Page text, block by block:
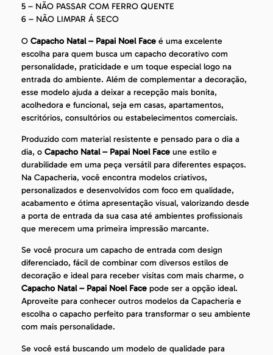
5 – NÃO PASSAR COM FERRO QUENTE
6 – NÃO LIMPAR Á SECO
O Capacho Natal – Papai Noel Face é uma excelente
escolha para quem busca um capacho decorativo com
personalidade, praticidade e um toque especial logo na
entrada do ambiente. Além de complementar a decoração,
esse modelo ajuda a deixar a recepção mais bonita,
acolhedora e funcional, seja em casas, apartamentos,
escritórios, consultórios ou estabelecimentos comerciais.
Produzido com material resistente e pensado para o dia a
dia, o Capacho Natal – Papai Noel Face une estilo e
durabilidade em uma peça versátil para diferentes espaços.
Na Capacheria, você encontra modelos criativos,
personalizados e desenvolvidos com foco em qualidade,
acabamento e ótima apresentação visual, valorizando desde
a porta de entrada da sua casa até ambientes profissionais
que merecem uma primeira impressão marcante.
Se você procura um capacho de entrada com design
diferenciado, fácil de combinar com diversos estilos de
decoração e ideal para receber visitas com mais charme, o
Capacho Natal – Papai Noel Face pode ser a opção ideal.
Aproveite para conhecer outros modelos da Capacheria e
escolha o capacho perfeito para transformar o seu ambiente
com mais personalidade.
Se você está buscando um modelo de qualidade para